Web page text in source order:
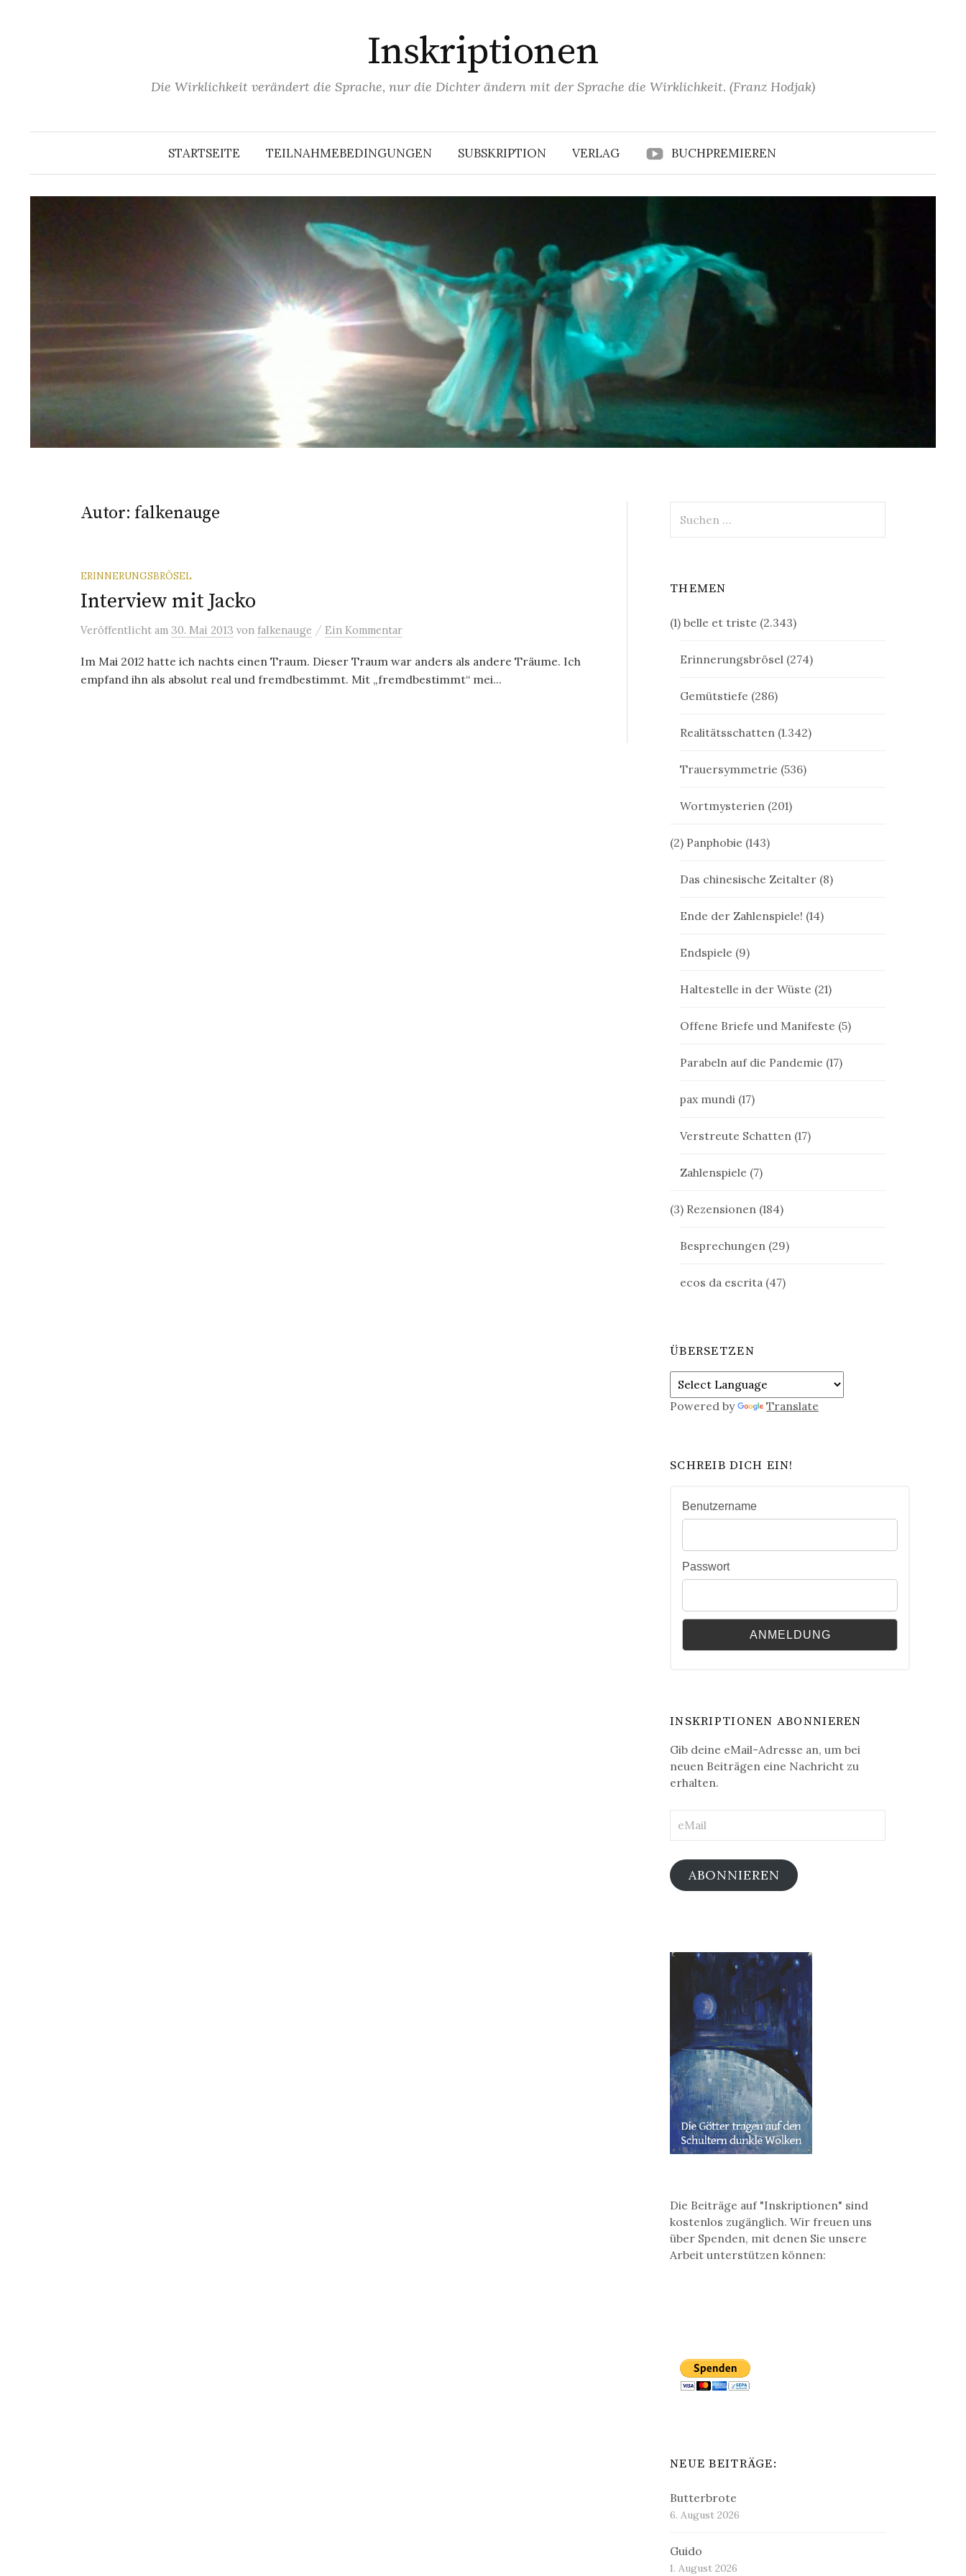
Inskriptionen
Die Wirklichkeit verändert die Sprache, nur die Dichter ändern mit der Sprache die Wirklichkeit. (Franz Hodjak)
STARTSEITE TEILNAHMEBEDINGUNGEN SUBSKRIPTION VERLAG BUCHPREMIEREN
Autor: falkenauge
ERINNERUNGSBRÖSEL
Interview mit Jacko
Veröffentlicht am 30. Mai 2013 von falkenauge / Ein Kommentar
Im Mai 2012 hatte ich nachts einen Traum. Dieser Traum war anders als andere Träume. Ich
empfand ihn als absolut real und fremdbestimmt. Mit „fremdbestimmt“ mei...
nach:
THEMEN
(1) belle et triste (2.343)
Erinnerungsbrösel (274)
Gemütstiefe (286)
Realitätsschatten (1.342)
Trauersymmetrie (536)
Wortmysterien (201)
(2) Panphobie (143)
Das chinesische Zeitalter (8)
Ende der Zahlenspiele! (14)
Endspiele (9)
Haltestelle in der Wüste (21)
Offene Briefe und Manifeste (5)
Parabeln auf die Pandemie (17)
pax mundi (17)
Verstreute Schatten (17)
Zahlenspiele (7)
(3) Rezensionen (184)
Besprechungen (29)
ecos da escrita (47)
ÜBERSETZEN
Powered by Translate
SCHREIB DICH EIN!
Benutzername
Passwort
INSKRIPTIONEN ABONNIEREN
Gib deine eMail-Adresse an, um bei
neuen Beiträgen eine Nachricht zu
erhalten.
ABONNIEREN
Die Beiträge auf "Inskriptionen" sind
kostenlos zugänglich. Wir freuen uns
über Spenden, mit denen Sie unsere
Arbeit unterstützen können:
NEUE BEITRÄGE:
Butterbrote
6. August 2026
Guido
1. August 2026